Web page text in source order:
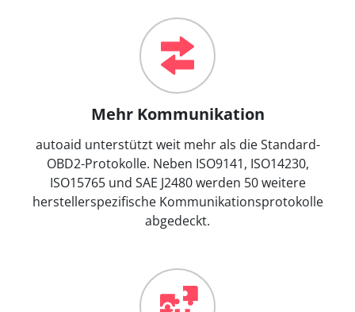
Mehr Kommunikation
autoaid unterstützt weit mehr als die Standard-
OBD2-Protokolle. Neben ISO9141, ISO14230,
ISO15765 und SAE J2480 werden 50 weitere
herstellerspezifische Kommunikationsprotokolle
abgedeckt.